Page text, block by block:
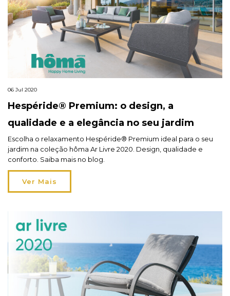
06 Jul 2020
Hespéride® Premium: o design, a
qualidade e a elegância no seu jardim
Escolha o relaxamento Hespéride® Premium ideal para o seu
jardim na coleção hôma Ar Livre 2020. Design, qualidade e
conforto. Saiba mais no blog.
Ver Mais